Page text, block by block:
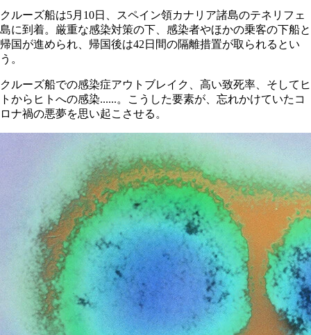
クルーズ船は5月10日、スペイン領カナリア諸島のテネリフェ
島に到着。厳重な感染対策の下、感染者やほかの乗客の下船と
帰国が進められ、帰国後は42日間の隔離措置が取られるとい
う。
クルーズ船での感染症アウトブレイク、高い致死率、そしてヒ
トからヒトへの感染......。こうした要素が、忘れかけていたコ
ロナ禍の悪夢を思い起こさせる。